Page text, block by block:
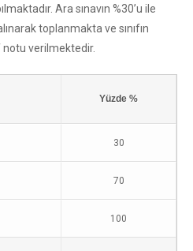
Ara sınavın %30’u ile
toplanmakta ve sınıfın
verilmektedir.
Yüzde %
30
70
100